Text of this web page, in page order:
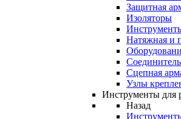
Защитная
Изоляторы
Натяжная и
Сцепная
Узлы
Инструменты для
Назад